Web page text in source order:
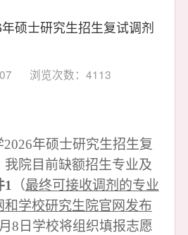
硕士研究生招生复试调剂
浏览次数：4113
2026年硕士研究生招生复
院目前缺额招生专业及
1 （最终可接收调剂的专业
和学校研究生院官网发布
8日 学校将组织填报志愿